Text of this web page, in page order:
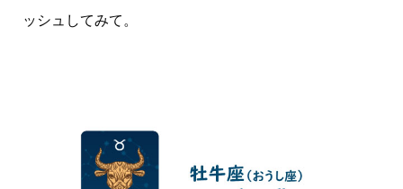
ッシュしてみて。